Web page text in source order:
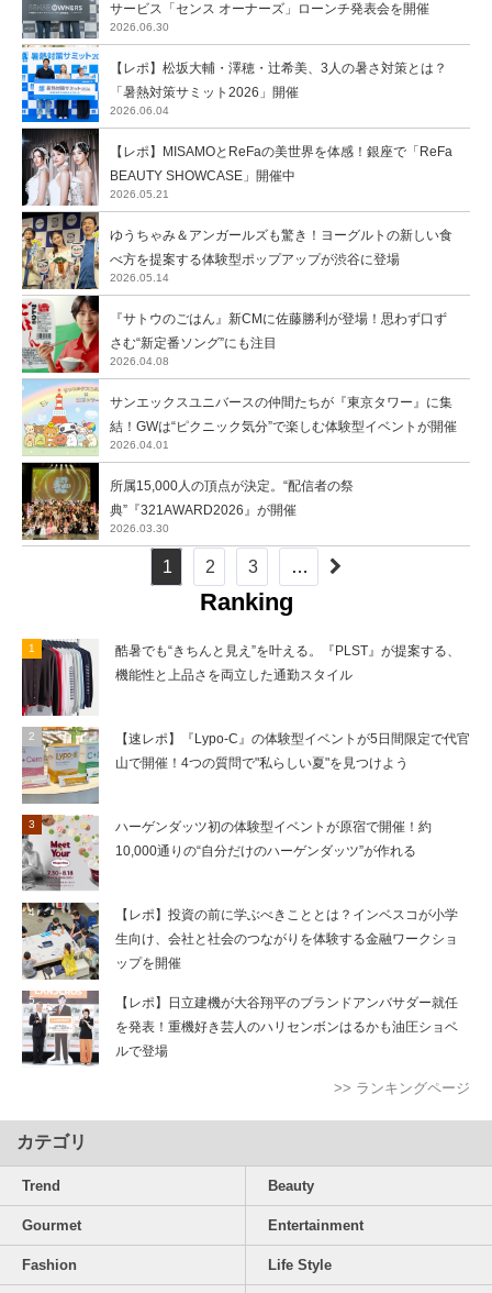
サービス「センス オーナーズ」ローンチ発表会を開催
2026.06.30
【レポ】松坂大輔・澤穂・辻希美、3人の暑さ対策とは？
「暑熱対策サミット2026」開催
2026.06.04
【レポ】MISAMOとReFaの美世界を体感！銀座で「ReFa
BEAUTY SHOWCASE」開催中
2026.05.21
ゆうちゃみ＆アンガールズも驚き！ヨーグルトの新しい食
べ方を提案する体験型ポップアップが渋谷に登場
2026.05.14
『サトウのごはん』新CMに佐藤勝利が登場！思わず口ず
さむ“新定番ソング”にも注目
2026.04.08
サンエックスユニバースの仲間たちが『東京タワー』に集
結！GWは“ピクニック気分”で楽しむ体験型イベントが開催
2026.04.01
所属15,000人の頂点が決定。“配信者の祭
典”『321AWARD2026』が開催
2026.03.30
1 2 3 …
Ranking
酷暑でも“きちんと見え”を叶える。『PLST』が提案する、
機能性と上品さを両立した通勤スタイル
【速レポ】『Lypo-C』の体験型イベントが5日間限定で代官
山で開催！4つの質問で"私らしい夏"を見つけよう
ハーゲンダッツ初の体験型イベントが原宿で開催！約
10,000通りの“自分だけのハーゲンダッツ”が作れる
【レポ】投資の前に学ぶべきこととは？インベスコが小学
生向け、会社と社会のつながりを体験する金融ワークショ
ップを開催
【レポ】日立建機が大谷翔平のブランドアンバサダー就任
を発表！重機好き芸人のハリセンボンはるかも油圧ショベ
ルで登場
>> ランキングページ
カテゴリ
Trend Beauty
Gourmet Entertainment
Fashion Life Style